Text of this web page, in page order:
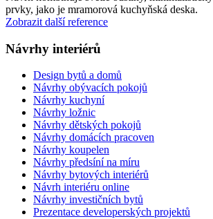
prvky, jako je mramorová kuchyňská deska.
Zobrazit další reference
Návrhy interiérů
Design bytů a domů
Návrhy obývacích pokojů
Návrhy kuchyní
Návrhy ložnic
Návrhy dětských pokojů
Návrhy domácích pracoven
Návrhy koupelen
Návrhy předsíní na míru
Návrhy bytových interiérů
Návrh interiéru online
Návrhy investičních bytů
Prezentace developerských projektů